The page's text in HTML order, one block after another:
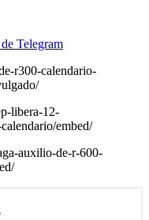
Telegram
r300-calendario-
libera-12-
embed/
auxilio-de-r-600-